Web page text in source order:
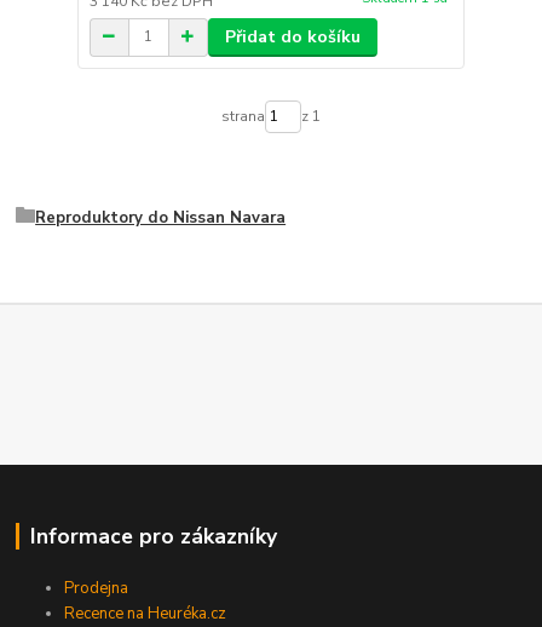
Přidat do košíku
strana z 1
Reproduktory do Nissan Navara
Informace pro zákazníky
Prodejna
Recence na Heuréka.cz